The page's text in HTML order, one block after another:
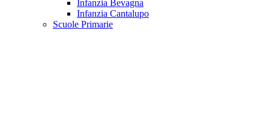
Infanzia Bevagna
Infanzia Cantalupo
Scuole Primarie